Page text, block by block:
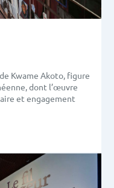
Kwame Akoto, figure
dont l’œuvre
et engagement